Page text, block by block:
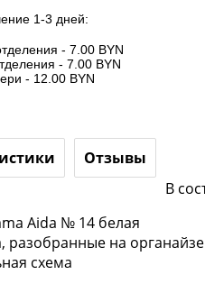
1-3 дней:
- 7.00 BYN
- 7.00 BYN
- 12.00 BYN
Отзывы
В
Aida № 14 белая
разобранные на
схема